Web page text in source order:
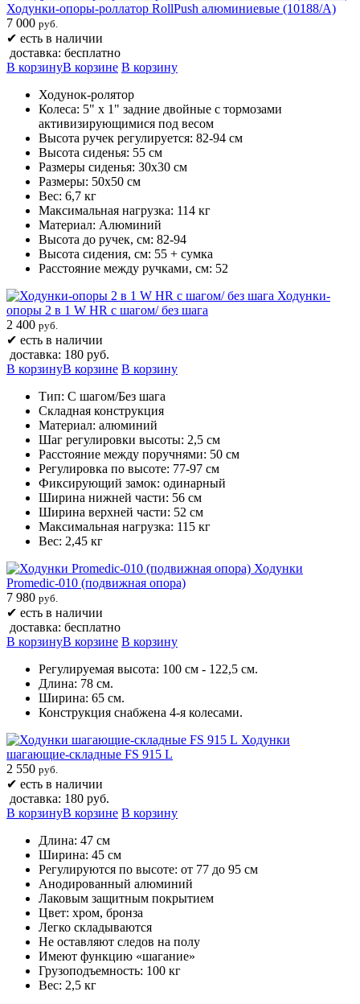
Ходунки-опоры-роллатор RollPush алюминиевые (10188/A)
7 000 руб.
✔ есть в наличии
доставка: бесплатно
В корзинуВ корзине В корзину
Ходунок-ролятор
Колеса: 5" х 1" задние двойные с тормозами
активизирующимися под весом
Высота ручек регулируется: 82-94 см
Высота сиденья: 55 см
Размеры сиденья: 30х30 см
Размеры: 50х50 см
Вес: 6,7 кг
Максимальная нагрузка: 114 кг
Материал: Алюминий
Высота до ручек, см: 82-94
Высота сидения, см: 55 + сумка
Расстояние между ручками, см: 52
Ходунки-
опоры 2 в 1 W HR с шагом/ без шага
2 400 руб.
✔ есть в наличии
доставка: 180 руб.
В корзинуВ корзине В корзину
Тип: С шагом/Без шага
Складная конструкция
Материал: алюминий
Шаг регулировки высоты: 2,5 см
Расстояние между поручнями: 50 см
Регулировка по высоте: 77-97 см
Фиксирующий замок: одинарный
Ширина нижней части: 56 см
Ширина верхней части: 52 см
Максимальная нагрузка: 115 кг
Вес: 2,45 кг
Ходунки
Promedic-010 (подвижная опора)
7 980 руб.
✔ есть в наличии
доставка: бесплатно
В корзинуВ корзине В корзину
Регулируемая высота: 100 см - 122,5 см.
Длина: 78 см.
Ширина: 65 см.
Конструкция снабжена 4-я колесами.
Ходунки
шагающие-складные FS 915 L
2 550 руб.
✔ есть в наличии
доставка: 180 руб.
В корзинуВ корзине В корзину
Длина: 47 см
Ширина: 45 см
Регулируются по высоте: от 77 до 95 см
Анодированный алюминий
Лаковым защитным покрытием
Цвет: хром, бронза
Легко складываются
Не оставляют следов на полу
Имеют функцию «шагание»
Грузоподъемность: 100 кг
Вес: 2,5 кг